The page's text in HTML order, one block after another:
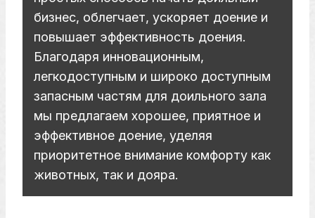
бизнес, облегчает, ускоряет доение и
повышает эффективность доения.
Благодаря инновационным,
легкодоступным и широко доступным
запасным частям для доильного зала
мы предлагаем хорошее, приятное и
эффективное доение, уделяя
приоритетное внимание комфорту как
животных, так и дояра.